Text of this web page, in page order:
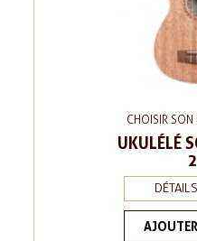
CHOISIR
UKULÉLÉ